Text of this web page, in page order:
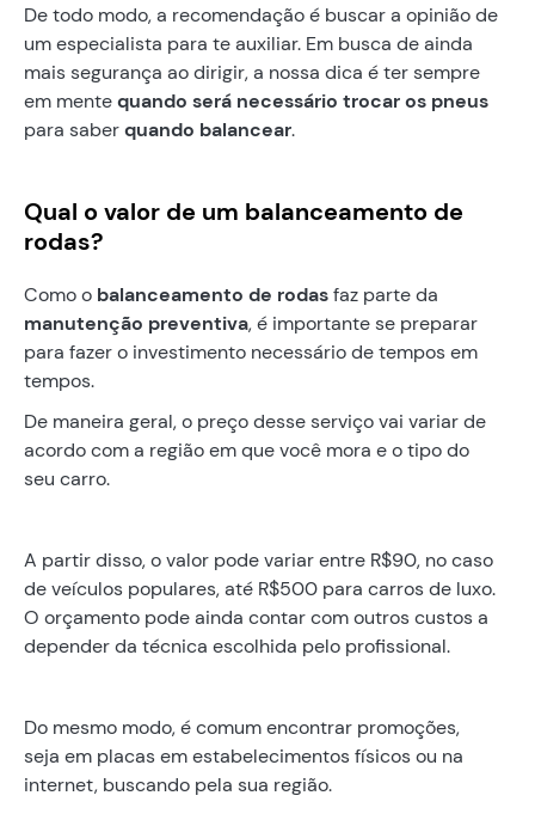
De todo modo, a recomendação é buscar a opinião de
um especialista para te auxiliar. Em busca de ainda
mais segurança ao dirigir, a nossa dica é ter sempre
em mentequando será necessário trocar os pneus
para saberquando balancear.
Qual o valor de um balanceamento de
rodas?
Como o balanceamento de rodasfaz parte da
manutenção preventiva, é importante se preparar
para fazer o investimento necessário de tempos em
tempos.
De maneira geral, o preço desse serviço vai variar de
acordo com a região em que você mora e o tipo do
seu carro.
A partir disso, o valor pode variar entre R$90, no caso
de veículos populares, até R$500 para carros de luxo.
O orçamento pode ainda contar com outros custos a
depender da técnica escolhida pelo profissional.
Do mesmo modo, é comum encontrar promoções,
seja em placas em estabelecimentos físicos ou na
internet, buscando pela sua região.